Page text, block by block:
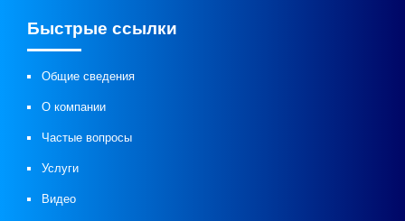
Быстрые ссылки
Общие сведения
О компании
Частые вопросы
Услуги
Видео